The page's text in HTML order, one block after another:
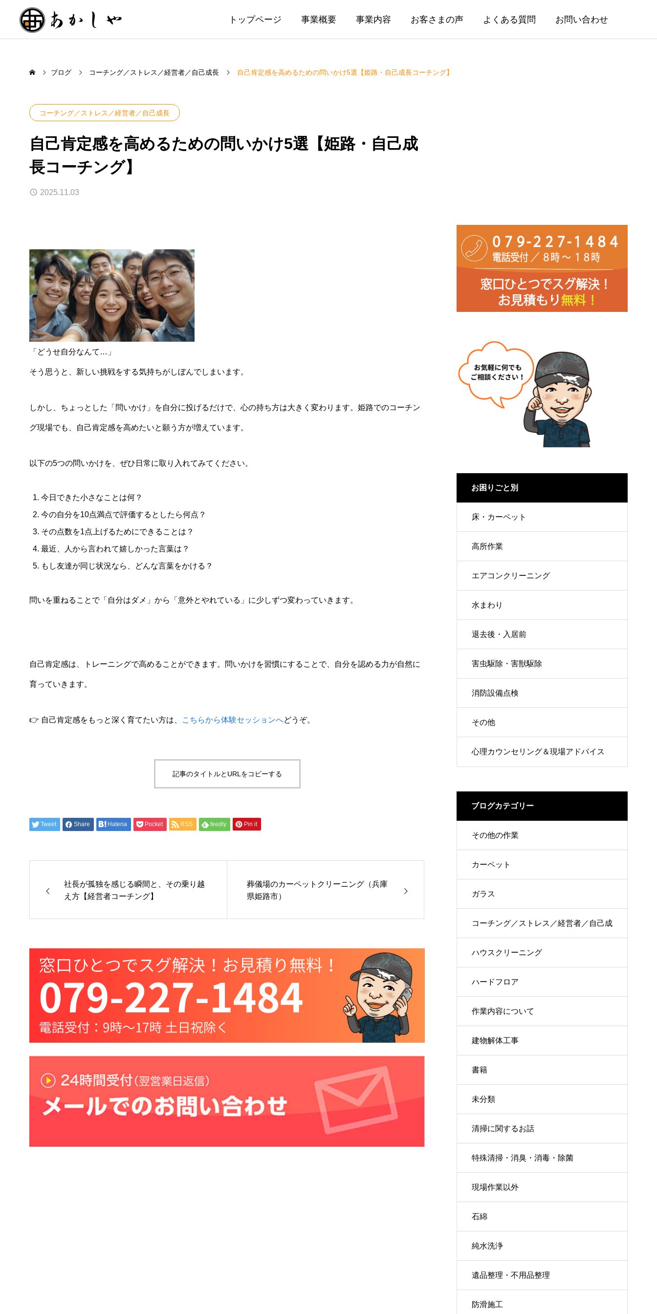
トップページ 事業概要 事業内容 お客さまの声 よくある質問 お問い合わせ
ブログ コーチング／ストレス／経営者／自己成長 自己肯定感を高めるための問いかけ5選【姫路・自己成長コーチング】
コーチング／ストレス／経営者／自己成長
自己肯定感を高めるための問いかけ5選【姫路・自己成
長コーチング】
2025.11.03
「どうせ自分なんて…」
そう思うと、新しい挑戦をする気持ちがしぼんでしまいます。
しかし、ちょっとした「問いかけ」を自分に投げるだけで、心の持ち方は大きく変わります。姫路でのコーチン
グ現場でも、自己肯定感を高めたいと願う方が増えています。
以下の5つの問いかけを、ぜひ日常に取り入れてみてください。
今日できた小さなことは何？
今の自分を10点満点で評価するとしたら何点？
その点数を1点上げるためにできることは？
最近、人から言われて嬉しかった言葉は？
もし友達が同じ状況なら、どんな言葉をかける？
問いを重ねることで「自分はダメ」から「意外とやれている」に少しずつ変わっていきます。
自己肯定感は、トレーニングで高めることができます。問いかけを習慣にすることで、自分を認める力が自然に
育っていきます。
👉 自己肯定感をもっと深く育てたい方は、 こちらから体験セッションへどうぞ。
記事のタイトルとURLをコピーする
Tweet Share Hatena Pocket RSS feedly Pin it
社長が孤独を感じる瞬間と、その乗り越
え方【経営者コーチング】
葬儀場のカーペットクリーニング（兵庫
県姫路市）
お困りごと別
床・カーペット
高所作業
エアコンクリーニング
水まわり
退去後・入居前
害虫駆除・害獣駆除
消防設備点検
その他
心理カウンセリング＆現場アドバイス
ブログカテゴリー
その他の作業
カーペット
ガラス
コーチング／ストレス／経営者／自己成
長
ハウスクリーニング
ハードフロア
作業内容について
建物解体工事
書籍
未分類
清掃に関するお話
特殊清掃・消臭・消毒・除菌
現場作業以外
石綿
純水洗浄
遺品整理・不用品整理
防滑施工